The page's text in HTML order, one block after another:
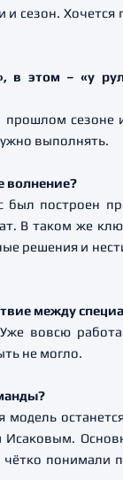
сезон.
этом – «у
сезоне
выполнять.
волнение?
построен
В таком же
и
между
вовсю
не могло.
понимали